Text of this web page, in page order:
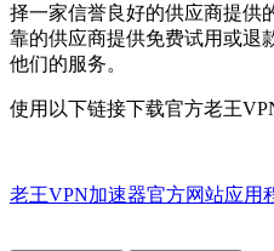
择一家信誉良好的供应商提供
靠的供应商提供免费试用或退
他们的服务。
使用以下链接下载官方老王
老王VPN加速器官方网站应用